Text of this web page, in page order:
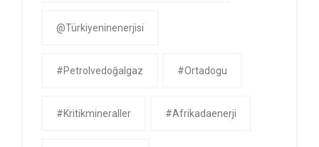
@Türkiyeninenerjisi
#petrolvedoğalgaz #ortadogu
#kritikmineraller #afrikadaenerji